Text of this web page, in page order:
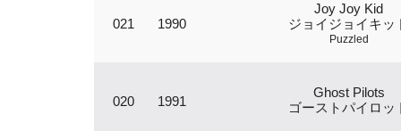
021 1990
Joy Joy Kid
ジョイジョイキッ
Puzzled
020 1991
Ghost Pilots
ゴーストパイロッ